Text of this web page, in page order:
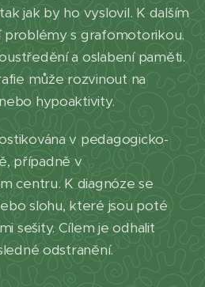
jak by ho vyslovil. K dalším
problémy s grafomotorikou.
a oslabení paměti.
může rozvinout na
hypoaktivity.
v pedagogicko-
případně v
centru. K diagnóze se
slohu, které jsou poté
sešity. Cílem je odhalit
odstranění.